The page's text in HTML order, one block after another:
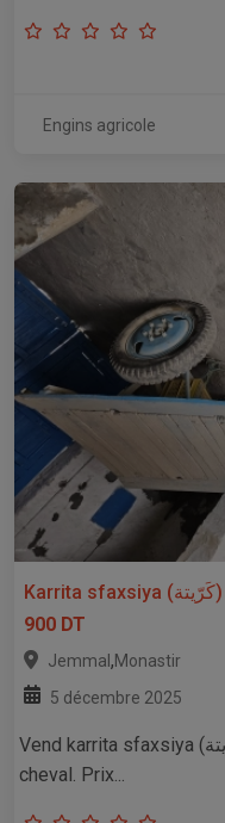
Engins agricole
Karrita sfaxsiya (كَرّيتة)
900 DT
Jemmal ,Monastir
5 décembre 2025
Vend karrita sfaxsiya (كَرّيتة) en très bonne état pour âne ou
cheval. Prix...